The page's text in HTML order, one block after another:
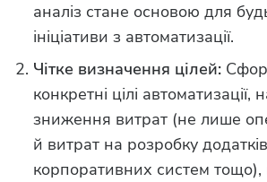
аналіз стане основою для
ініціативи з автоматизації.
Чітке визначення цілей:
конкретні цілі автоматизації,
зниження витрат (не лише
й витрат на розробку
корпоративних систем